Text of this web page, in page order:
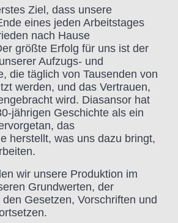
Ziel, dass unsere
eines jeden Arbeitstages
nach Hause
größte Erfolg für uns ist der
Aufzugs- und
die täglich von Tausenden von
werden, und das Vertrauen,
wird. Diasansor hat
jährigen Geschichte als ein
das
herstellt, was uns dazu bringt,
wir unsere Produktion im
Grundwerten, der
Gesetzen, Vorschriften und